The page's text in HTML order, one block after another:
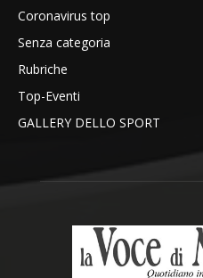
Coronavirus top
Senza categoria
Rubriche
Top-Eventi
GALLERY DELLO SPORT